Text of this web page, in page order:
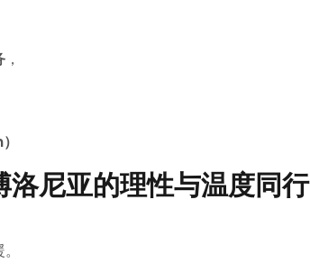
，
尼亚的理性与温度同行